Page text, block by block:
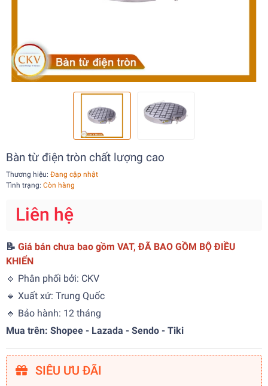
Bàn từ điện tròn chất lượng cao
Thương hiệu: Đang cập nhật
Tình trạng: Còn hàng
Liên hệ
📝 Giá bán chưa bao gồm VAT, ĐÃ BAO GỒM BỘ ĐIỀU
KHIỂN
🔹 Phân phối bởi: CKV
🔹 Xuất xứ: Trung Quốc
🔹 Bảo hành: 12 tháng
Mua trên: Shopee - Lazada - Sendo - Tiki
SIÊU ƯU ĐÃI